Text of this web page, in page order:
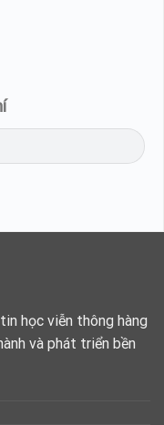
học viễn thông hàng
và phát triển bền